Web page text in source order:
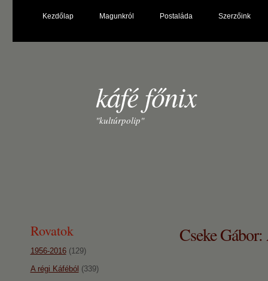
Kezdőlap Magunkról Postaláda Szerzőink
káfé főnix
"kultúrpolip"
Cseke
Rovatok
1956-2016(129)
A régi Káféból (339)